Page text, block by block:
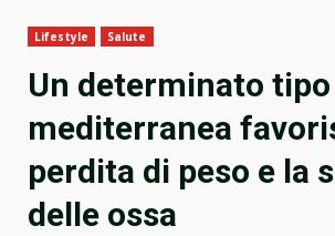
Lifestyle Salute
Un determinato
mediterranea
perdita di peso e la
delle ossa